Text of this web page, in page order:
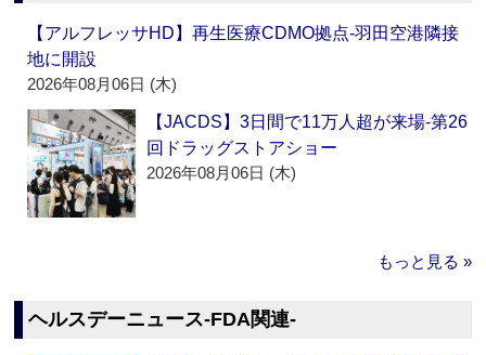
【アルフレッサHD】再生医療CDMO拠点‐羽田空港隣接
地に開設
2026年08月06日 (木)
【JACDS】3日間で11万人超が来場‐第26
回ドラッグストアショー
2026年08月06日 (木)
もっと見る »
ヘルスデーニュース‐FDA関連‐